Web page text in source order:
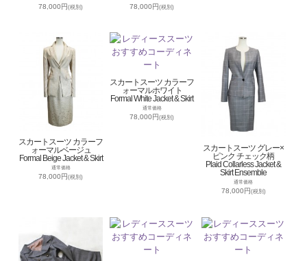
78,000円(税別) 78,000円(税別)
スカートスーツ カラーフ
ォーマルベージュ
Formal Beige Jacket & Skirt
通常価格
78,000円(税別)
スカートスーツ カラーフ
ォーマルホワイト
Formal White Jacket & Skirt
通常価格
78,000円(税別)
スカートスーツ グレー×
ピンク チェック柄
Plaid Collarless Jacket &
Skirt Ensemble
通常価格
78,000円(税別)